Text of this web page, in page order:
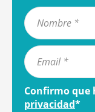
Confirmo que
privacidad*